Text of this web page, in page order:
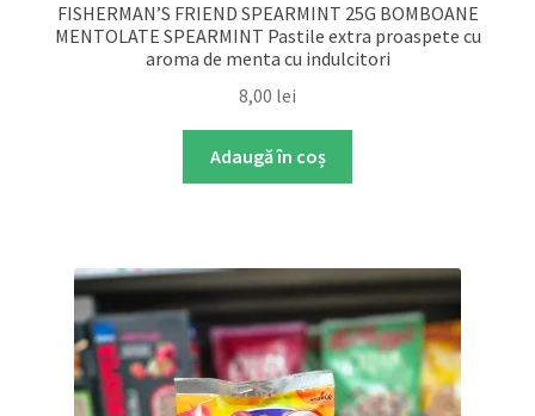
FISHERMAN’S FRIEND SPEARMINT 25G BOMBOANE
MENTOLATE SPEARMINT Pastile extra proaspete cu
aroma de menta cu indulcitori
8,00 lei
Adaugă în coș